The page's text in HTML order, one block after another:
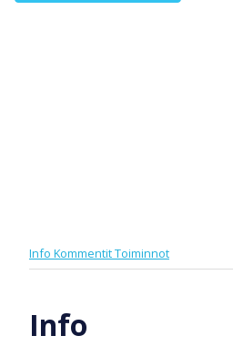
Info KommentitToiminnot
Info